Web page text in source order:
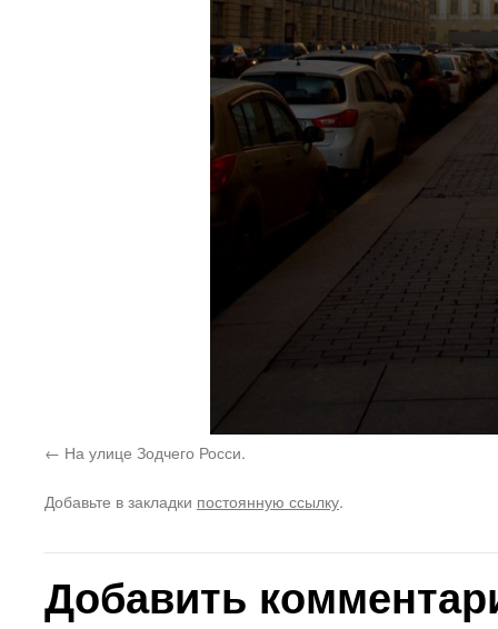
На улице Зодчего Росси.
Добавьте в закладки постоянную ссылку.
Добавить